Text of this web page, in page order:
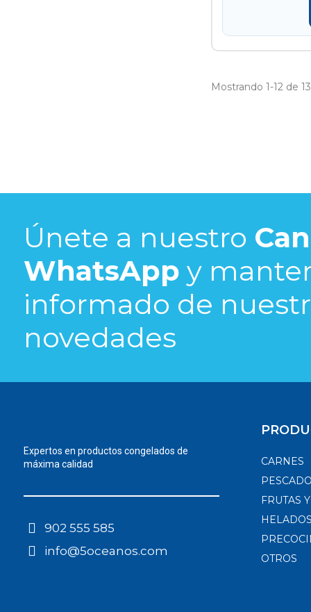
Mostrando 1-12 de
Únete a nuestro
WhatsApp y
informado de
novedades​
Expertos en productos congelados de
máxima calidad
902 555 585
info@5oceanos.com
CARNES
FRUTAS
OTROS